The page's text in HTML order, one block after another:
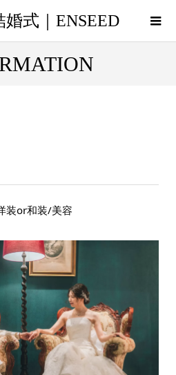
式｜ENSEED
装or和装/美容